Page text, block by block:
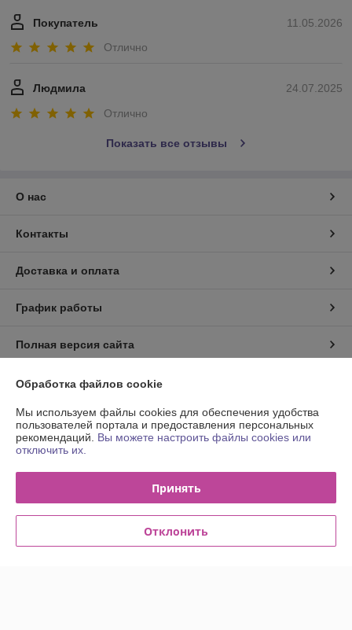
11.05.2026
Покупатель
Отлично
24.07.2025
Людмила
Отлично
Показать все отзывы
О нас
Контакты
Доставка и оплата
График работы
Полная версия сайта
Политика обработки cookies
Сайт создан на платформе Deal.by
Юридическое лицо:Общество с ограниченной ответственностью
Обработка файлов cookie
Мы используем файлы cookies для обеспечения удобства
пользователей портала и предоставления персональных
рекомендаций. Вы можете настроить файлы cookies или
отключить их.
Принять
Отклонить